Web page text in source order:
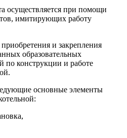
осуществляется при помощи
имитирующих работу
и закрепления
образовательных
по конструкции и работе
основные элементы